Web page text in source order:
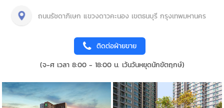
ถนนรัชดาภิเษก แขวงดาวคะนอง เขตธนบุรี กรุงเทพมหานคร
ติดต่อฝ่ายขาย
(จ-ศ เวลา 8:00 - 18:00 น. เว้นวันหยุดนักขัตฤกษ์)